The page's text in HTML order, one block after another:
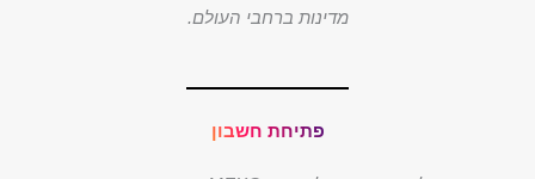
מדינות ברחבי העולם.
פתיחת חשבון